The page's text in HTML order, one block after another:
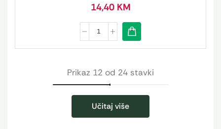
14,40 KM
Prikaz 12 od 24 stavki
Učitaj više